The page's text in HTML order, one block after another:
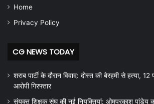
Home
Privacy Policy
CG NEWS TODAY
शराब पार्टी के दौरान विवाद: दोस्त की बेरहमी से हत्या,
आरोपी गिरफ्तार
संयुक्त शिक्षक संघ की नई नियुक्तियां: ओमप्रकाश पांडेय